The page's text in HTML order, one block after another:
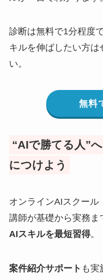
診断は無料で1分程度
キルを伸ばしたい方は
い。
無料
“AIで勝てる人”
につけよう
オンラインAIスクール
講師が基礎から実務ま
AIスキルを最短習得。
案件紹介サポート も実